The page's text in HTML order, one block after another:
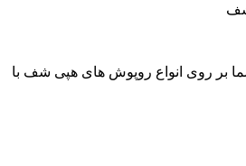
شف
بر روی انواع روپوش های هپی شف با